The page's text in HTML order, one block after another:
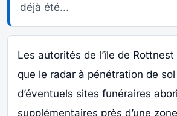
déjà été...
Les autorités de l’île de
que le radar à pénétration de
d’éventuels sites funéraires
supplémentaires près d’une